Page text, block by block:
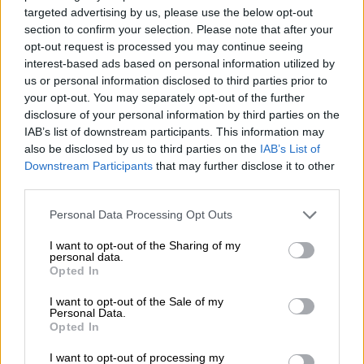
targeted advertising by us, please use the below opt-out
section to confirm your selection. Please note that after your
opt-out request is processed you may continue seeing
interest-based ads based on personal information utilized by
us or personal information disclosed to third parties prior to
your opt-out. You may separately opt-out of the further
disclosure of your personal information by third parties on the
IAB’s list of downstream participants. This information may
also be disclosed by us to third parties on the IAB’s List of
Downstream Participants that may further disclose it to other
Please note that this website/app uses one or more Google
not limited to your visit or usage behaviour. You may click to
grant or deny consent to Google and its third-party tags to
use your data for below specified purposes in below Google
consent section.
Personal Data Processing Opt Outs
I want to opt-out of the Sharing of my
personal data.
Opted In
I want to opt-out of the Sale of my
Personal Data.
Opted In
I want to opt-out of processing my
παρενοχλήσεις.
Η σύζυγόςτου, η οποία εργαζόταν
επίσης στη δομή της Πωγωγιανής, ως
υπεύθυνη των κοινωνικών λειτουργών,
ενώ μετείχε και στο Δ.Σ. της «Κιβωτού
του Κόσμου».
Ο35χρονος από το Ιράκ, ο οποίος
εκτελούσε χρέη γενικού διευθυντή της
ΜΚΟ και έχειπροκαλέσει αντιδράσεις
για τον πολυτελή τρόπο ζωής του.
διάταξηέχειισχύ για 90 ημέρες και
κατόπιν του διαστήματος αυτού, για τη
δικαστική απόφαση. Σκοπός της απόφασης
των δύο εισαγγελέων είναι να παραμείνουν
τόσο ο ιερέας όσο και τα άλλα τρία